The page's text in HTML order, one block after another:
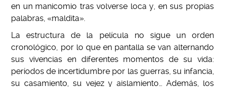
en un manicomio tras volverse loca y, en sus propias
palabras, «maldita».
La estructura de la película no sigue un orden
cronológico, por lo que en pantalla se van alternando
sus vivencias en diferentes momentos de su vida:
períodos de incertidumbre por las guerras, su infancia,
su casamiento, su vejez y aislamiento… Además, los